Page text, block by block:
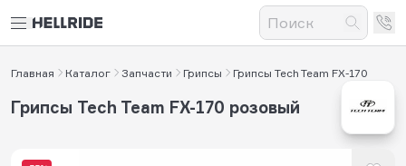
Главная Каталог Запчасти Грипсы Грипсы Tech Team FX-170
Грипсы Tech Team FX-170 розовый